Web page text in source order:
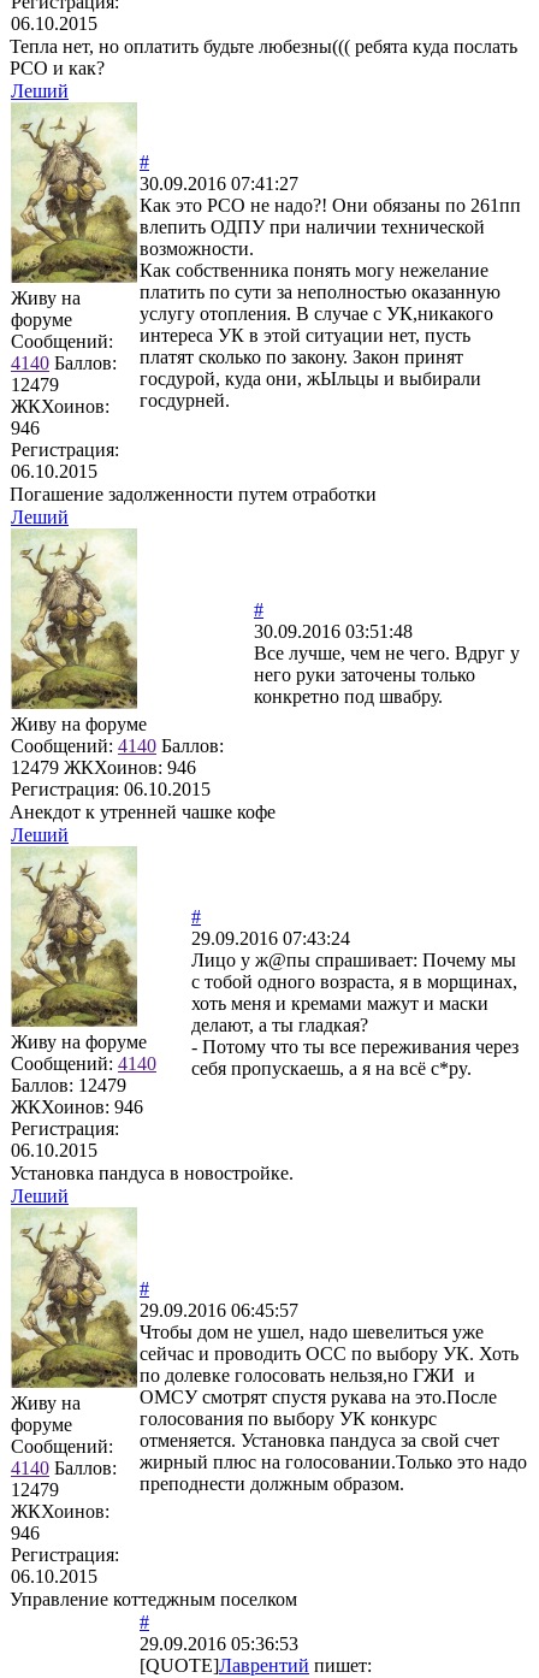
06.10.2015
Тепла нет, но оплатить будьте любезны((( ребята куда послать
РСО и как?
Леший
Живу на
форуме
Сообщений:
4140 Баллов:
12479
ЖКХоинов:
946
Регистрация:
06.10.2015
#
30.09.2016 07:41:27
Как это РСО не надо?! Они обязаны по 261пп
влепить ОДПУ при наличии технической
возможности.
Как собственника понять могу нежелание
платить по сути за неполностью оказанную
услугу отопления. В случае с УК,никакого
интереса УК в этой ситуации нет, пусть
платят сколько по закону. Закон принят
госдурой, куда они, жЫльцы и выбирали
госдурней.
Погашение задолженности путем отработки
Леший
Живу на форуме
Сообщений: 4140 Баллов:
12479 ЖКХоинов: 946
Регистрация: 06.10.2015
#
30.09.2016 03:51:48
Все лучше, чем не чего. Вдруг у
него руки заточены только
конкретно под швабру.
Анекдот к утренней чашке кофе
Леший
Живу на форуме
Сообщений: 4140
Баллов: 12479
ЖКХоинов: 946
Регистрация:
06.10.2015
#
29.09.2016 07:43:24
Лицо у ж@пы спрашивает: Почему мы
с тобой одного возраста, я в морщинах,
хоть меня и кремами мажут и маски
делают, а ты гладкая?
- Потому что ты все переживания через
себя пропускаешь, а я на всё с*рy.
Установка пандуса в новостройке.
Леший
Живу на
форуме
Сообщений:
4140 Баллов:
12479
ЖКХоинов:
946
Регистрация:
06.10.2015
#
29.09.2016 06:45:57
Чтобы дом не ушел, надо шевелиться уже
сейчас и проводить ОСС по выбору УК. Хоть
по долевке голосовать нельзя,но ГЖИ и
ОМСУ смотрят спустя рукава на это.После
голосования по выбору УК конкурс
отменяется. Установка пандуса за свой счет
жирный плюс на голосовании.Только это надо
преподнести должным образом.
Управление коттеджным поселком
#
29.09.2016 05:36:53
[QUOTE]Лаврентий пишет: